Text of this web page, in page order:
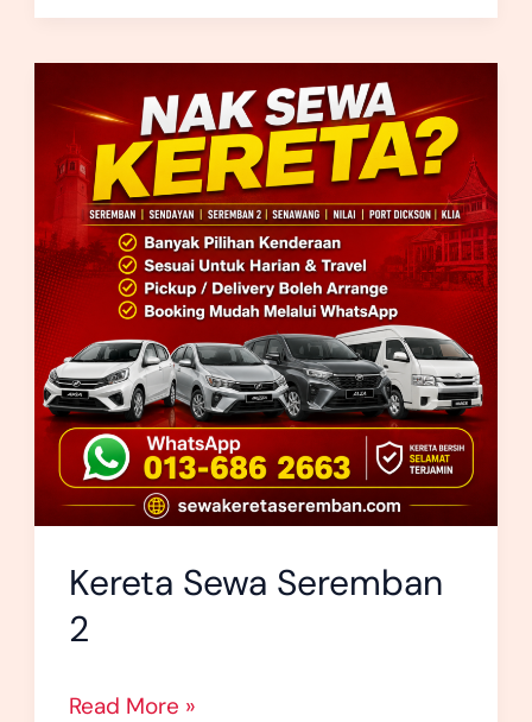
Kereta Sewa Seremban
2
Sewa
Seremban
2
Read More »